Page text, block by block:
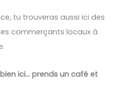
tu trouveras aussi ici des
commerçants locaux à
ici… prends un café et